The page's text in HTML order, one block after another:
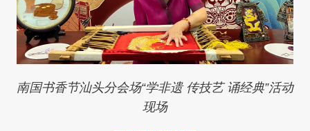
南国书香节汕头分会场“学非遗 传技艺 诵经典”活动
现场